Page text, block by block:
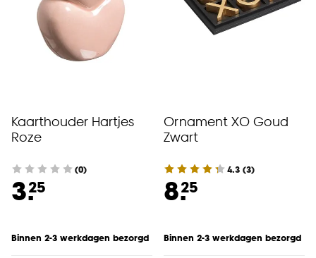
Kaarthouder Hartjes
Roze
(0)
3.25
Binnen 2-3 werkdagen bezorgd
Ornament XO Goud
Zwart
4.3 (3)
8.25
Binnen 2-3 werkdagen bezorgd